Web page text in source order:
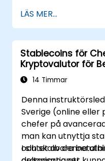
regelefterlevnad
Integrera
och finansiell
Ta itu med
värdering,
LÄS MER...
Stablecoins för
Kryptovalutor för
14 Timmar
Denna
Sverige (online
chefer på
man kan utnyttja
och skalbara
I slutet av denna